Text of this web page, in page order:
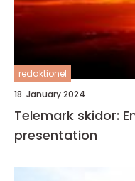
redaktionel
18. January 2024
Telemark skidor:
presentation